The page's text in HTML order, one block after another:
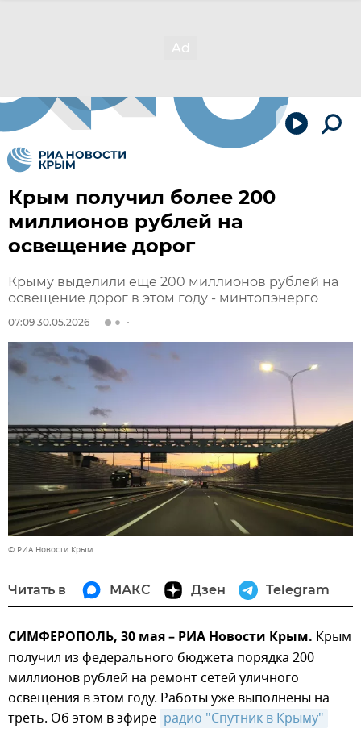
Крым получил более 200
миллионов рублей на
освещение дорог
Крыму выделили еще 200 миллионов рублей на
освещение дорог в этом году - минтопэнерго
07:09 30.05.2026
© РИА Новости Крым
Читать в МАКС Дзен Telegram
СИМФЕРОПОЛЬ, 30 мая – РИА Новости Крым. Крым
получил из федерального бюджета порядка 200
миллионов рублей на ремонт сетей уличного
освещения в этом году. Работы уже выполнены на
треть. Об этом в эфире радио "Спутник в Крыму"